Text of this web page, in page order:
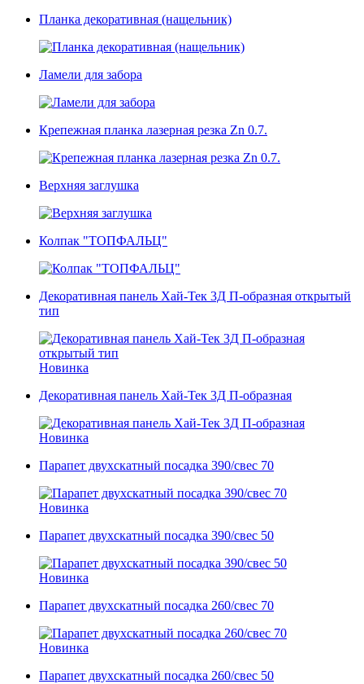
Планка декоративная (нащельник)
Ламели для забора
Крепежная планка лазерная резка Zn 0.7.
Верхняя заглушка
Колпак "ТОПФАЛЬЦ"
Декоративная панель Хай-Тек 3Д П-образная открытый
тип
Новинка
Декоративная панель Хай-Тек 3Д П-образная
Новинка
Парапет двухскатный посадка 390/свес 70
Новинка
Парапет двухскатный посадка 390/свес 50
Новинка
Парапет двухскатный посадка 260/свес 70
Новинка
Парапет двухскатный посадка 260/свес 50